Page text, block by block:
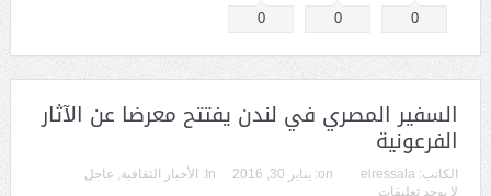
0
0
0
السفير المصري في لندن يفتتح معرضا عن الآثار
الفرعونية
الكاتب: elressala
on: يناير 30, 2016 In: الأخبار الثقافية, عاجل
لا يوجد تعليقات